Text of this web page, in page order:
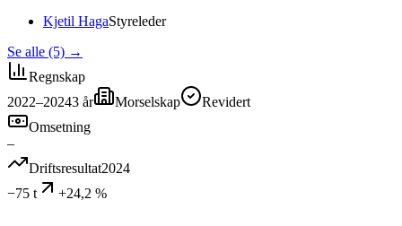
Kjetil HagaStyreleder
Se alle (5) →
Regnskap
2022–20243 år Morselskap
Revidert
Omsetning
–
Driftsresultat2024
−75 t
+24,2 %